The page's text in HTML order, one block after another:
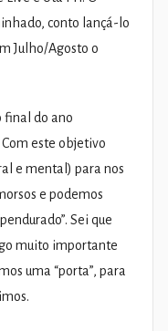
conto lançá-lo
Julho/Agosto o
final do ano
este objetivo
e mental) para nos
e podemos
Sei que
muito importante
uma “porta”, para